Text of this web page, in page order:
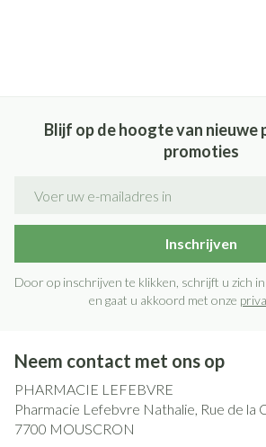
Blijf op de hoogte van nieuwe
promoties
Inschrijven
Door op inschrijven te klikken, schrijft u zich
en gaat u akkoord met onze
Neem contact met ons op
PHARMACIE LEFEBVRE
Pharmacie Lefebvre Nathalie, Rue de la
7700 MOUSCRON